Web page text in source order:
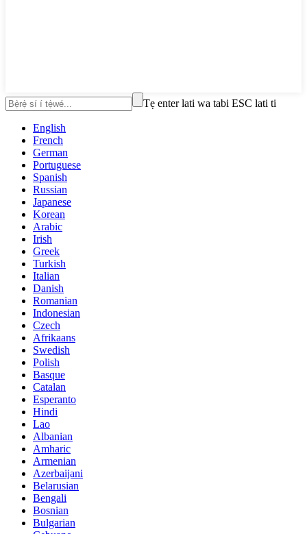
Tẹ enter lati wa tabi ESC lati ti
English
French
German
Portuguese
Spanish
Russian
Japanese
Korean
Arabic
Irish
Greek
Turkish
Italian
Danish
Romanian
Indonesian
Czech
Afrikaans
Swedish
Polish
Basque
Catalan
Esperanto
Hindi
Lao
Albanian
Amharic
Armenian
Azerbaijani
Belarusian
Bengali
Bosnian
Bulgarian